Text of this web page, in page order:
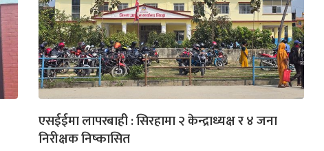
एसईईमा लापरबाही : सिरहामा २ केन्द्राध्यक्ष र ४ जना
निरीक्षक निष्कासित